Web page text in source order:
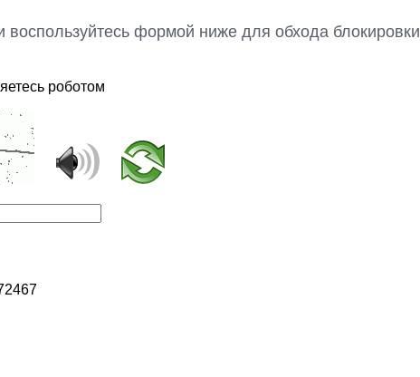
формой ниже для обхода блокировки
роботом